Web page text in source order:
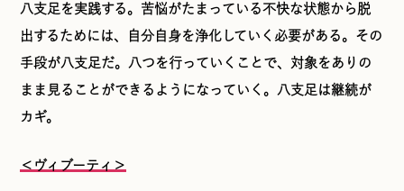
八支足を実践する。苦悩がたまっている不快な状態から脱
出するためには、自分自身を浄化していく必要がある。その
手段が八支足だ。八つを行っていくことで、対象をありの
まま見ることができるようになっていく。八支足は継続が
カギ。
＜ヴィブーティ＞